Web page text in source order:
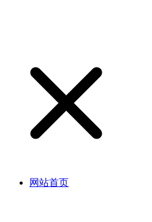
网站首页